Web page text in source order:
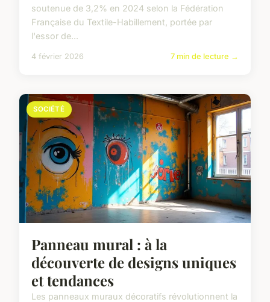
soutenue de 3,2% en 2024 selon la Fédération
Française du Textile-Habillement, portée par
l'essor de...
4 février 2026 7 min de lecture →
SOCIÉTÉ
Panneau mural : à la
découverte de designs uniques
et tendances
Les panneaux muraux décoratifs révolutionnent la